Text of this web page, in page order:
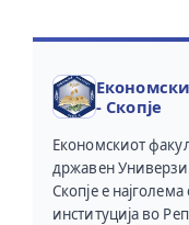
- Скопје
Економскиот
државен
Скопје е
институција во